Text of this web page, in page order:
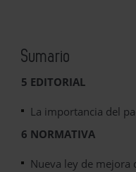
Sumario
5 EDITORIAL
La importancia del
6 NORMATIVA
Nueva ley de mejora